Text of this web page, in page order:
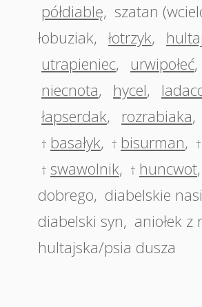
półdiablę, szatan
łobuziak, łotrzyk, hultaj
utrapieniec, urwipołeć,
niecnota, hycel,
łapserdak, rozrabiaka,
† basałyk, † bisurman, †
† swawolnik, † huncwot,
dobrego, diabelskie
diabelski syn, aniołek z
hultajska/psia dusza